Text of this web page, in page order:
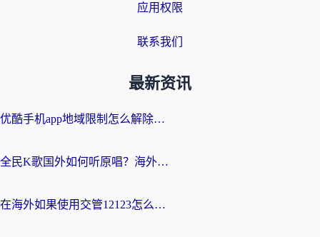
应用权限
联系我们
最新资讯
优酷手机app地域限制怎么解除？海外党亲测有效的追剧方案
全民K歌国外如何听原唱？海外党亲测有效的回国加速器选择指南
在海外如果使用交管12123怎么处理？留学生亲测有效的回国加速方案